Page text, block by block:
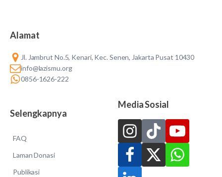
Alamat
Jl. Jambrut No.5, Kenari, Kec. Senen, Jakarta Pusat 10430
info@lazismu.org
0856-1626-222
Selengkapnya
FAQ
Laman Donasi
Publikasi
Media Sosial